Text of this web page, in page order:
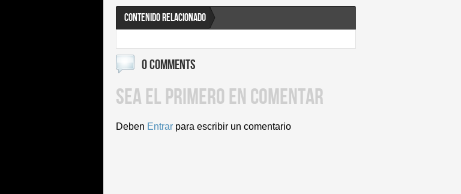
CONTENIDO RELACIONADO
0 COMMENTS
SEA EL PRIMERO EN COMENTAR
Deben Entrar para escribir un comentario